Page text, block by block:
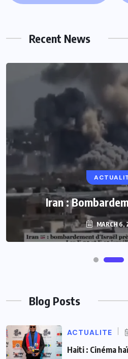
Recent News
Iran :
MARCH 6,
Blog Posts
ACTUALITE
Haiti : Cinéma